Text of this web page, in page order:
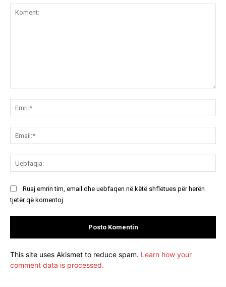
Ruaj emrin tim, email dhe uebfaqen në këtë shfletues për herën
tjetër që komentoj.
This site uses Akismet to reduce spam. Learn how your
comment data is processed.